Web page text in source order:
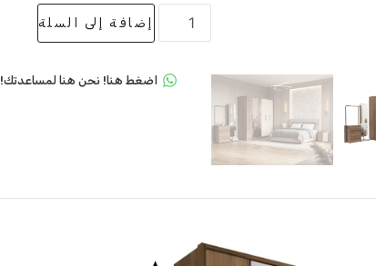
إضافة إلى السلة
اضغط هنا! نحن هنا لمساعدتك!